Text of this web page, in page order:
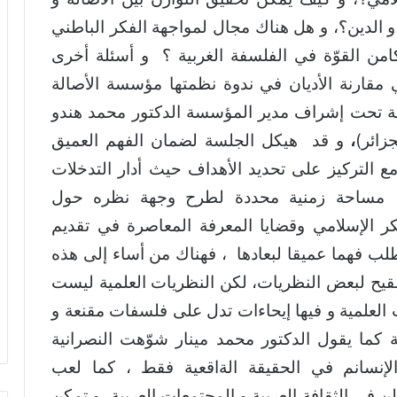
الدين؟، و هل هناك مجال لمواجهة الفكر الباطني
القوّة في الفلسفة الغربية ؟ و أسئلة أخرى
الأديان في ندوة نظمتها مؤسسة الأصالة
تحت إشراف مدير المؤسسة الدكتور محمد هندو
، و قد
هيكل الجلسة لضمان الفهم العميق
التركيز على تحديد الأهداف حيث أدار التدخلات
زمنية محددة لطرح وجهة نظره حول
الإسلامي وقضايا المعرفة المعاصرة في تقديم
فهما عميقا لبعادها ، فهناك من أساء إلى هذه
لبعض النظريات، لكن النظريات العلمية ليست
العلمية و فيها إيحاءات تدل على فلسفات مقنعة و
كما يقول الدكتور محمد مينار شوّهت النصرانية
في الحقيقة الةاقعية فقط ، كما لعب